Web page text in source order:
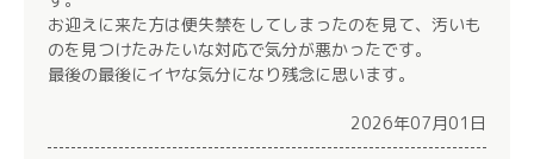
お迎えに来た方は便失禁をしてしまったのを見て、汚いも
のを見つけたみたいな対応で気分が悪かったです。
最後の最後にイヤな気分になり残念に思います。
2026年07月01日